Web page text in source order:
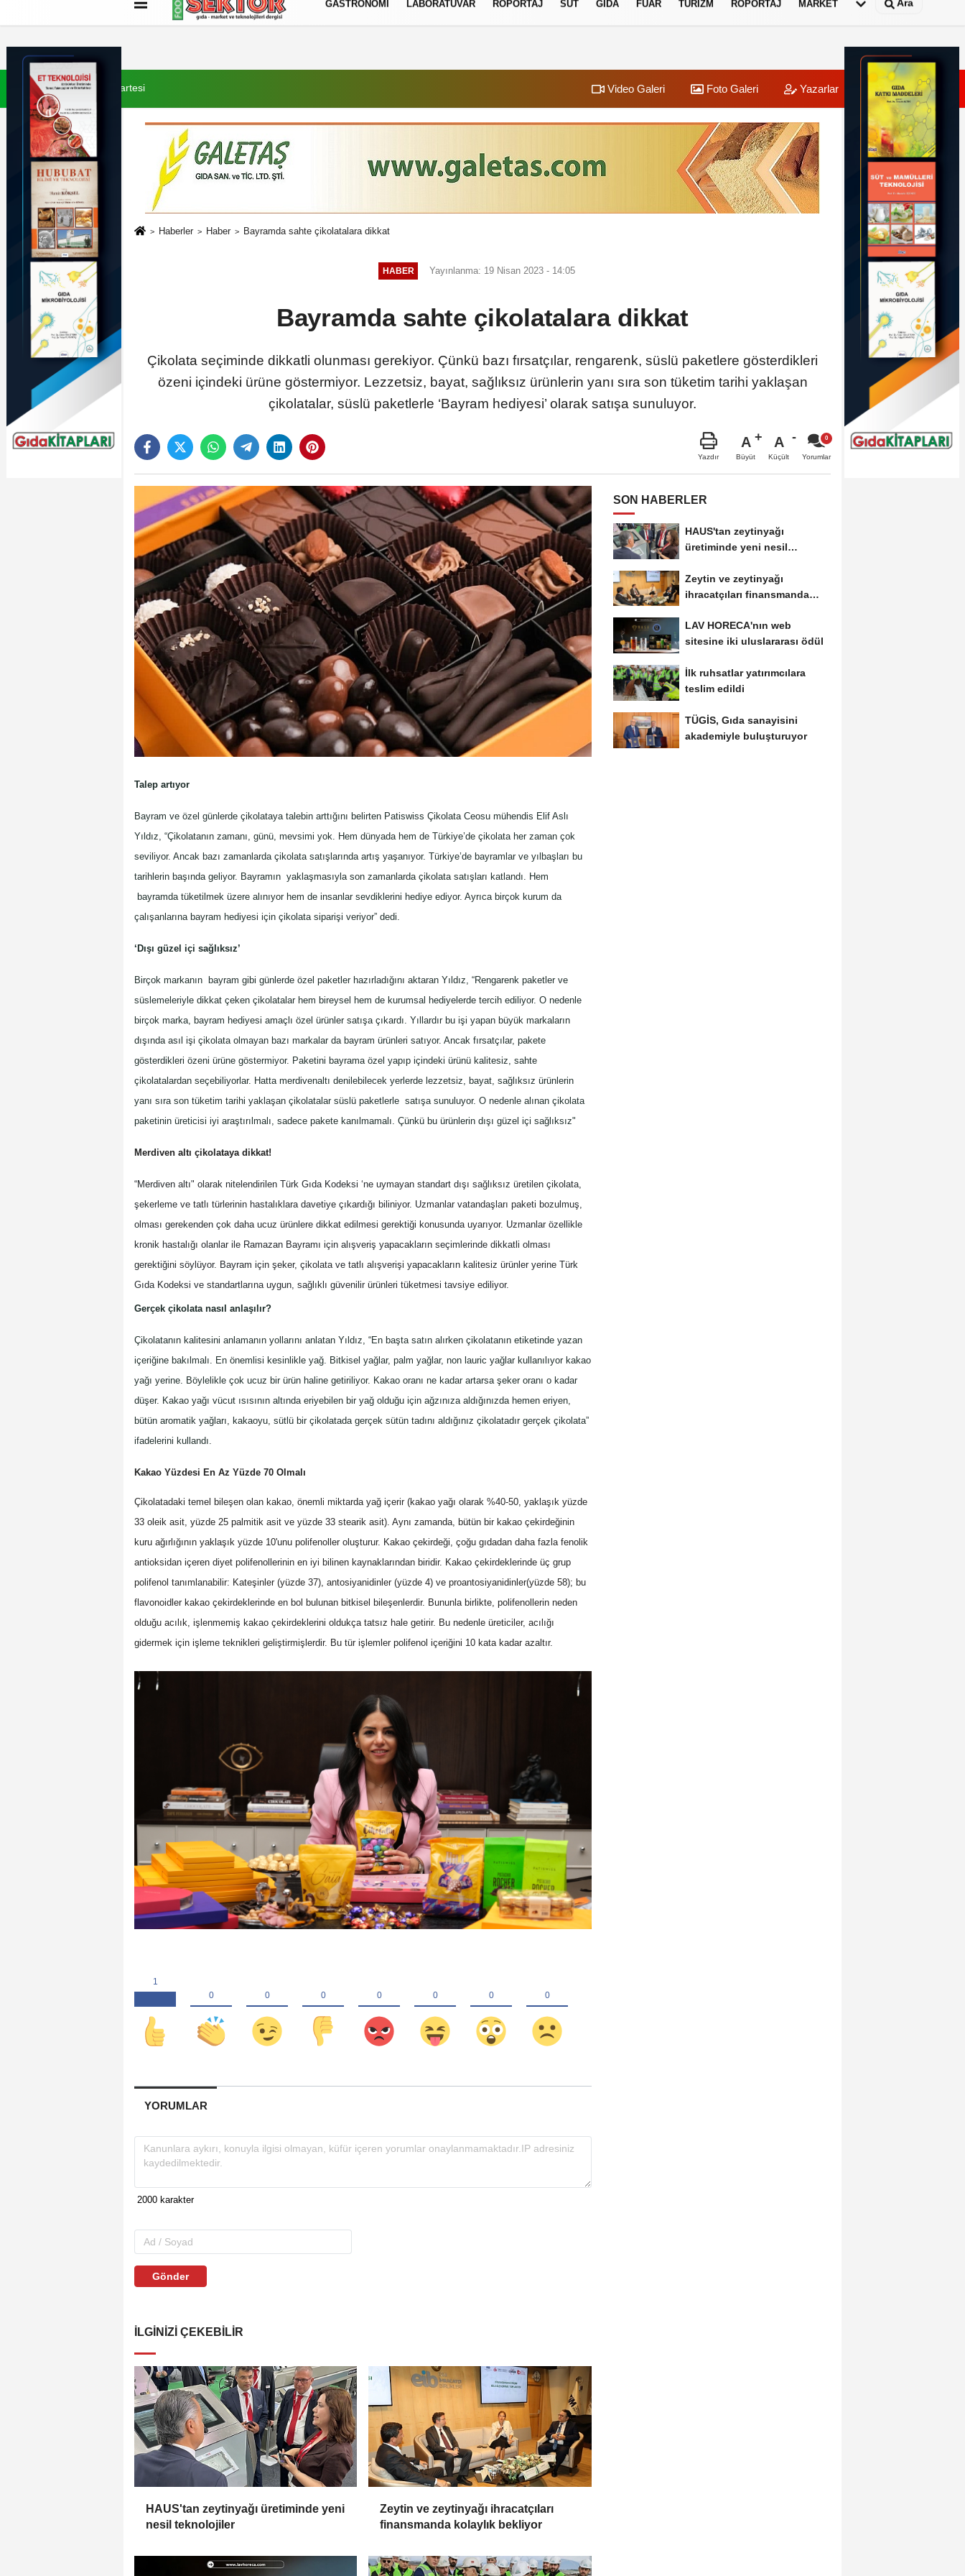
İletişim Çerez Politikası
GASTRONOMI LABORATUVAR RÖPORTAJ SÜT GIDA FUAR TURIZM RÖPORTAJ MARKET Ara
8 Ağustos 2026, Cumartesi Video Galeri Foto Galeri Yazarlar Üye Paneli
Haberler Haber Bayramda sahte çikolatalara dikkat
HABER Yayınlanma: 19 Nisan 2023 - 14:05
Bayramda sahte çikolatalara dikkat
Çikolata seçiminde dikkatli olunması gerekiyor. Çünkü bazı fırsatçılar, rengarenk, süslü paketlere gösterdikleri
özeni içindeki ürüne göstermiyor. Lezzetsiz, bayat, sağlıksız ürünlerin yanı sıra son tüketim tarihi yaklaşan
çikolatalar, süslü paketlerle ‘Bayram hediyesi’ olarak satışa sunuluyor.
Yazdır
A
Büyüt
A
Küçült Yorumlar
Talep artıyor
Bayram ve özel günlerde çikolataya talebin arttığını belirten Patiswiss Çikolata Ceosu mühendis Elif Aslı
Yıldız, “Çikolatanın zamanı, günü, mevsimi yok. Hem dünyada hem de Türkiye’de çikolata her zaman çok
seviliyor. Ancak bazı zamanlarda çikolata satışlarında artış yaşanıyor. Türkiye’de bayramlar ve yılbaşları bu
tarihlerin başında geliyor. Bayramın yaklaşmasıyla son zamanlarda çikolata satışları katlandı. Hem
bayramda tüketilmek üzere alınıyor hem de insanlar sevdiklerini hediye ediyor. Ayrıca birçok kurum da
çalışanlarına bayram hediyesi için çikolata siparişi veriyor” dedi.
‘Dışı güzel içi sağlıksız’
Birçok markanın bayram gibi günlerde özel paketler hazırladığını aktaran Yıldız, “Rengarenk paketler ve
süslemeleriyle dikkat çeken çikolatalar hem bireysel hem de kurumsal hediyelerde tercih ediliyor. O nedenle
birçok marka, bayram hediyesi amaçlı özel ürünler satışa çıkardı. Yıllardır bu işi yapan büyük markaların
dışında asıl işi çikolata olmayan bazı markalar da bayram ürünleri satıyor. Ancak fırsatçılar, pakete
gösterdikleri özeni ürüne göstermiyor. Paketini bayrama özel yapıp içindeki ürünü kalitesiz, sahte
çikolatalardan seçebiliyorlar. Hatta merdivenaltı denilebilecek yerlerde lezzetsiz, bayat, sağlıksız ürünlerin
yanı sıra son tüketim tarihi yaklaşan çikolatalar süslü paketlerle satışa sunuluyor. O nedenle alınan çikolata
paketinin üreticisi iyi araştırılmalı, sadece pakete kanılmamalı. Çünkü bu ürünlerin dışı güzel içi sağlıksız"
Merdiven altı çikolataya dikkat!
“Merdiven altı" olarak nitelendirilen Türk Gıda Kodeksi ‘ne uymayan standart dışı sağlıksız üretilen çikolata,
şekerleme ve tatlı türlerinin hastalıklara davetiye çıkardığı biliniyor. Uzmanlar vatandaşları paketi bozulmuş,
olması gerekenden çok daha ucuz ürünlere dikkat edilmesi gerektiği konusunda uyarıyor. Uzmanlar özellikle
kronik hastalığı olanlar ile Ramazan Bayramı için alışveriş yapacakların seçimlerinde dikkatli olması
gerektiğini söylüyor. Bayram için şeker, çikolata ve tatlı alışverişi yapacakların kalitesiz ürünler yerine Türk
Gıda Kodeksi ve standartlarına uygun, sağlıklı güvenilir ürünleri tüketmesi tavsiye ediliyor.
Gerçek çikolata nasıl anlaşılır?
Çikolatanın kalitesini anlamanın yollarını anlatan Yıldız, “En başta satın alırken çikolatanın etiketinde yazan
içeriğine bakılmalı. En önemlisi kesinlikle yağ. Bitkisel yağlar, palm yağlar, non lauric yağlar kullanılıyor kakao
yağı yerine. Böylelikle çok ucuz bir ürün haline getiriliyor. Kakao oranı ne kadar artarsa şeker oranı o kadar
düşer. Kakao yağı vücut ısısının altında eriyebilen bir yağ olduğu için ağzınıza aldığınızda hemen eriyen,
bütün aromatik yağları, kakaoyu, sütlü bir çikolatada gerçek sütün tadını aldığınız çikolatadır gerçek çikolata”
ifadelerini kullandı.
Kakao Yüzdesi En Az Yüzde 70 Olmalı
Çikolatadaki temel bileşen olan kakao, önemli miktarda yağ içerir (kakao yağı olarak %40-50, yaklaşık yüzde
33 oleik asit, yüzde 25 palmitik asit ve yüzde 33 stearik asit). Aynı zamanda, bütün bir kakao çekirdeğinin
kuru ağırlığının yaklaşık yüzde 10'unu polifenoller oluşturur. Kakao çekirdeği, çoğu gıdadan daha fazla fenolik
antioksidan içeren diyet polifenollerinin en iyi bilinen kaynaklarından biridir. Kakao çekirdeklerinde üç grup
polifenol tanımlanabilir: Kateşinler (yüzde 37), antosiyanidinler (yüzde 4) ve proantosiyanidinler(yüzde 58); bu
flavonoidler kakao çekirdeklerinde en bol bulunan bitkisel bileşenlerdir. Bununla birlikte, polifenollerin neden
olduğu acılık, işlenmemiş kakao çekirdeklerini oldukça tatsız hale getirir. Bu nedenle üreticiler, acılığı
gidermek için işleme teknikleri geliştirmişlerdir. Bu tür işlemler polifenol içeriğini 10 kata kadar azaltır.
YORUMLAR
Gönder
İLGINIZI ÇEKEBILIR
HAUS'tan zeytinyağı üretiminde yeni
nesil teknolojiler
Zeytin ve zeytinyağı ihracatçıları
finansmanda kolaylık bekliyor
SON HABERLER
HAUS'tan zeytinyağı
üretiminde yeni nesil
Zeytin ve zeytinyağı
ihracatçıları finansmanda
LAV HORECA'nın web
sitesine iki uluslararası ödül
İlk ruhsatlar yatırımcılara
teslim edildi
TÜGİS, Gıda sanayisini
akademiyle buluşturuyor